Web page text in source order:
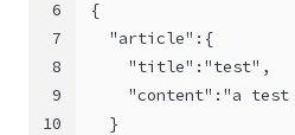
6
7
8
9
10
{
  "article":{
    "title":"test",
"content":"a
  }